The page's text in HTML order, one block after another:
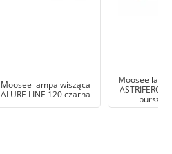
Moosee lampa wisząca
ALURE LINE 120 czarna
Moosee
ASTRIFERO